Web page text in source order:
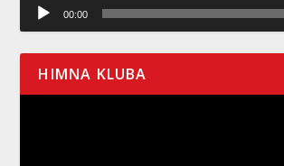
00:00
HIMNA KLUBA